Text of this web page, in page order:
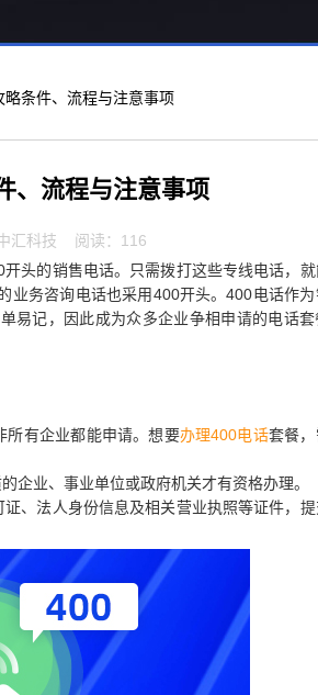
条件、流程与注意事项
、流程与注意事项
汇科技 阅读：116
头的销售电话。只需拨打这些专线电话，
业务咨询电话也采用400开头。400电话作为
易记，因此成为众多企业争相申请的电话套
所有企业都能申请。想要办理400电话套餐
企业、事业单位或政府机关才有资格办理。
、法人身份信息及相关营业执照等证件，提